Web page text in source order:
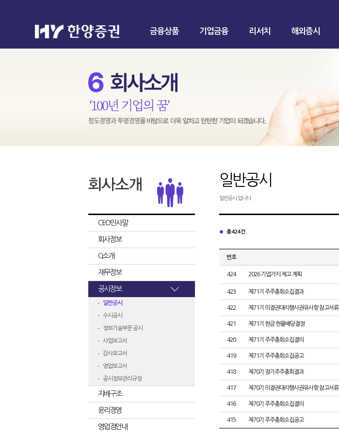
금융상품 기업금융 리서치 해외증시
CEO인사말
회사정보
CI소개
재무정보
공시정보
일반공시
수시공시
정보기술부문 공시
사업보고서
감사보고서
영업보고서
공시정보관리규정
지배구조
윤리경영
영업점안내
일반공시
일반공시 입니다.
총 424건
번호
424 2026 기업가치 제고 계획
423 제71기 주주총회소집결과
422 제71기 의결권대리행사권유사항 참고서류
421 제71기 현금·현물배당결정
420 제71기 주주총회소집결의
419 제71기 주주총회소집공고
418 제70기 정기주주총회결과
417 제70기 의결권대리행사권유사항 참고서류
416 제70기 주주총회소집결의
415 제70기 주주총회소집공고